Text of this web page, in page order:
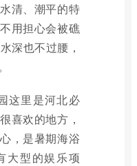
清、潮平的特
用担心会被礁
深也不过腰，
这里是河北必
喜欢的地方，
，是暑期海浴
大型的娱乐项